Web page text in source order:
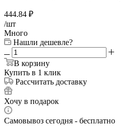
444.84 ₽
/шт
Много
Нашли дешевле?
В корзину
Купить в 1 клик
Рассчитать доставку
Хочу в подарок
Самовывоз сегодня - бесплатно